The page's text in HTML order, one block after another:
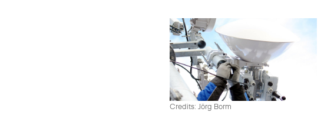
Credits: Jörg Borm